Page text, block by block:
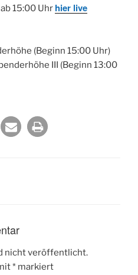
15:00 Uhr hier live
(Beginn 15:00 Uhr)
III (Beginn 13:00
nicht veröffentlicht.
* markiert